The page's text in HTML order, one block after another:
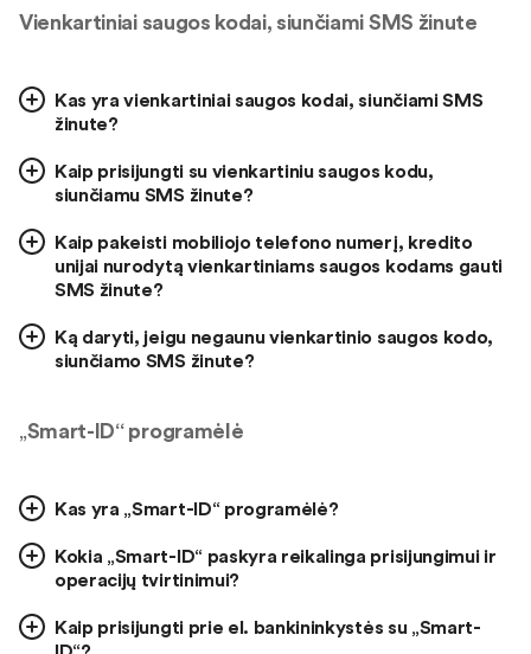
Vienkartiniai saugos kodai, siunčiami SMS žinute
Kas yra vienkartiniai saugos kodai, siunčiami SMS
žinute?
Kaip prisijungti su vienkartiniu saugos kodu,
siunčiamu SMS žinute?
Kaip pakeisti mobiliojo telefono numerį, kredito
unijai nurodytą vienkartiniams saugos kodams gauti
SMS žinute?
Ką daryti, jeigu negaunu vienkartinio saugos kodo,
siunčiamo SMS žinute?
„Smart-ID“ programėlė
Kas yra „Smart-ID“ programėlė?
Kokia „Smart-ID“ paskyra reikalinga prisijungimui ir
operacijų tvirtinimui?
Kaip prisijungti prie el. bankininkystės su „Smart-